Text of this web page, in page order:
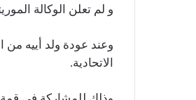
و لم تعلن الوكالة
الاتحادية.